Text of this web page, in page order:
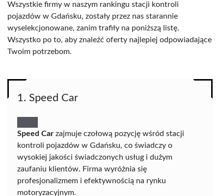
Wszystkie firmy w naszym rankingu stacji kontroli
pojazdów w Gdańsku, zostały przez nas starannie
wyselekcjonowane, zanim trafiły na poniższą listę.
Wszystko po to, aby znaleźć oferty najlepiej odpowiadające
Twoim potrzebom.
1. Speed Car
Speed Car zajmuje czołową pozycję wśród stacji
kontroli pojazdów w Gdańsku, co świadczy o
wysokiej jakości świadczonych usług i dużym
zaufaniu klientów. Firma wyróżnia się
profesjonalizmem i efektywnością na rynku
motoryzacyjnym.